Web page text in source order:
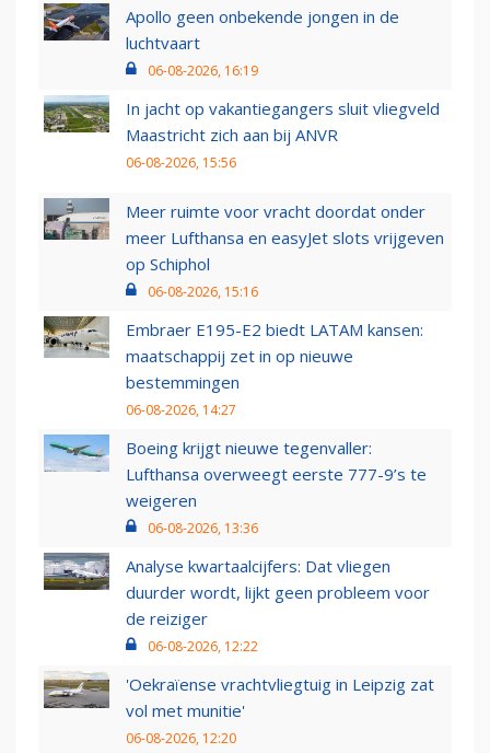
Apollo geen onbekende jongen in de
luchtvaart
06-08-2026, 16:19
In jacht op vakantiegangers sluit vliegveld
Maastricht zich aan bij ANVR
06-08-2026, 15:56
Meer ruimte voor vracht doordat onder
meer Lufthansa en easyJet slots vrijgeven
op Schiphol
06-08-2026, 15:16
Embraer E195-E2 biedt LATAM kansen:
maatschappij zet in op nieuwe
bestemmingen
06-08-2026, 14:27
Boeing krijgt nieuwe tegenvaller:
Lufthansa overweegt eerste 777-9’s te
weigeren
06-08-2026, 13:36
Analyse kwartaalcijfers: Dat vliegen
duurder wordt, lijkt geen probleem voor
de reiziger
06-08-2026, 12:22
'Oekraïense vrachtvliegtuig in Leipzig zat
vol met munitie'
06-08-2026, 12:20